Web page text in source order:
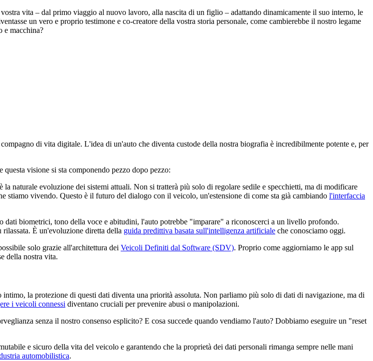
vita – dal primo viaggio al nuovo lavoro, alla nascita di un figlio – adattando dinamicamente il suo interno, le
un vero e proprio testimone e co-creatore della vostra storia personale, come cambierebbe il nostro legame
e macchina?
di vita digitale. L'idea di un'auto che diventa custode della nostra biografia è incredibilmente potente e, per
visione si sta componendo pezzo dopo pezzo:
naturale evoluzione dei sistemi attuali. Non si tratterà più solo di regolare sedile e specchietti, ma di modificare
stiamo vivendo. Questo è il futuro del dialogo con il veicolo, un'estensione di come sta già cambiando l'interfaccia
biometrici, tono della voce e abitudini, l'auto potrebbe "imparare" a riconoscerci a un livello profondo.
È un'evoluzione diretta della guida predittiva basata sull'intelligenza artificiale che conosciamo oggi.
solo grazie all'architettura dei Veicoli Definiti dal Software (SDV). Proprio come aggiorniamo le app sul
della nostra vita.
la protezione di questi dati diventa una priorità assoluta. Non parliamo più solo di dati di navigazione, ma di
i veicoli connessi diventano cruciali per prevenire abusi o manipolazioni.
senza il nostro consenso esplicito? E cosa succede quando vendiamo l'auto? Dobbiamo eseguire un "reset
e sicuro della vita del veicolo e garantendo che la proprietà dei dati personali rimanga sempre nelle mani
automobilistica.